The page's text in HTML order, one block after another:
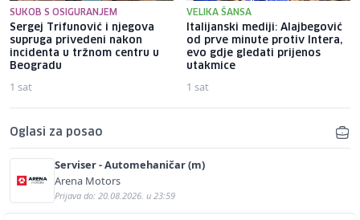
SUKOB S OSIGURANJEM
Sergej Trifunović i njegova
supruga privedeni nakon
incidenta u tržnom centru u
Beogradu
1 sat
VELIKA ŠANSA
Italijanski mediji: Alajbegović
od prve minute protiv Intera,
evo gdje gledati prijenos
utakmice
1 sat
Oglasi za posao
Serviser - Automehaničar (m)
Arena Motors
Prijava do: 20.08.2026. u 23:59